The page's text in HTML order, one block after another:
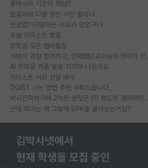
물박사의 기준이 뭐임?
랩홈피에 다들 본인 사진 올리냐
신생랩가지말라는 이유가 있었구나
오늘 카이스트 발표
장학금 모은 랩비통장
석박사 과
AI 학회들 거품 슬슬 지적이 나오네요
카이스트 서류 전형 배수
DGIST 가는 방법 추천 부탁드립니다.
박사진학하기에 2억은 괜
근데 여기는 왜 그렇게 SPK를 물어보는거임?